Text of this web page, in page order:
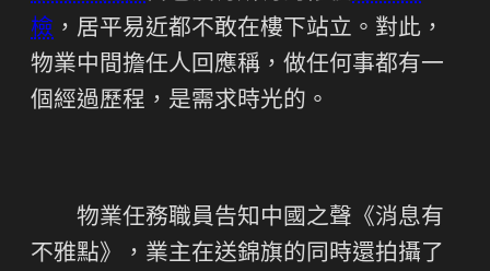
檢 ，居平易近都不敢在樓下站立。對此，
物業中間擔任人回應稱，做任何事都有一
個經過歷程，是需求時光的。
物業任務職員告知中國之聲《消息有
不雅點》，業主在送錦旗的同時還拍攝了